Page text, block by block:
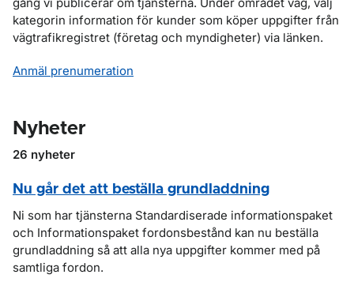
kategorin information för kunder som köper uppgifter från
vägtrafikregistret (företag och myndigheter) via länken.
Anmäl prenumeration
Nyheter
26 nyheter
Nu går det att beställa grundladdning
Ni som har tjänsterna Standardiserade informationspaket
och Informationspaket fordonsbestånd kan nu beställa
grundladdning så att alla nya uppgifter kommer med på
samtliga fordon.